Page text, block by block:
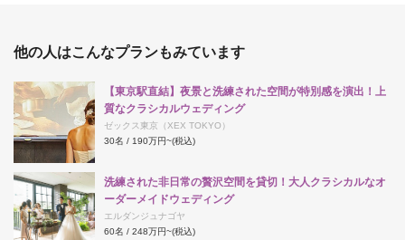
他の人はこんなプランもみています
【東京駅直結】夜景と洗練された空間が特別感を演出！上
質なクラシカルウェディング
ゼックス東京（XEX TOKYO）
30名 / 190万円~(税込)
洗練された非日常の贅沢空間を貸切！大人クラシカルなオ
ーダーメイドウェディング
エルダンジュナゴヤ
60名 / 248万円~(税込)